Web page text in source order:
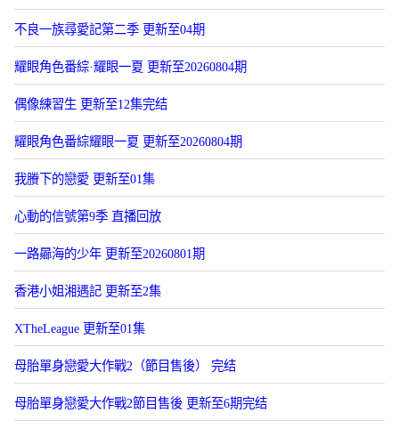
不良一族尋愛記第二季 更新至04期
耀眼角色番綜·耀眼一夏 更新至20260804期
偶像練習生 更新至12集完结
耀眼角色番綜耀眼一夏 更新至20260804期
我賸下的戀愛 更新至01集
心動的信號第9季 直播回放
一路曏海的少年 更新至20260801期
香港小姐湘遇記 更新至2集
XTheLeague 更新至01集
母胎單身戀愛大作戰2（節目售後） 完结
母胎單身戀愛大作戰2節目售後 更新至6期完结